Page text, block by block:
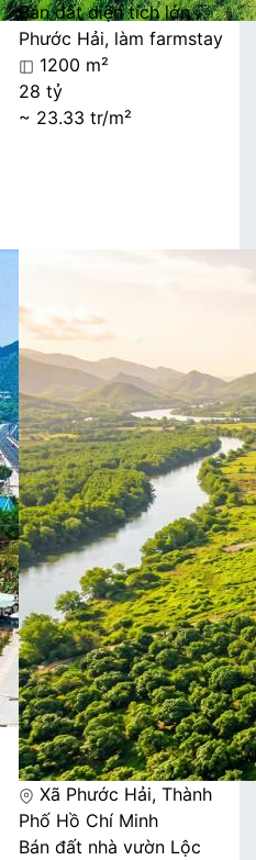
Bán đất diện tích lớn
Phước Hải, làm farmstay
1200 m²
28 tỷ
~ 23.33 tr/m²
Xã Phước Hải, Thành
Phố Hồ Chí Minh
Bán đất nhà vườn Lộc